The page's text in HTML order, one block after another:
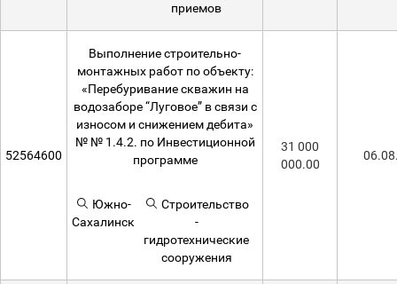
приемов
52564600
Выполнение строительно-
монтажных работ по объекту:
«Перебуривание скважин на
водозаборе “Луговое” в связи с
износом и снижением дебита»
№ № 1.4.2. по Инвестиционной
программе
Южно-
Сахалинск
Строительство
-
гидротехнические
сооружения
31 000
000.00